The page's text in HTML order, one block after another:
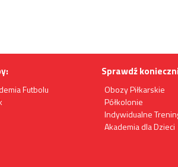
Futbolu
Sprawdź
Obozy Piłkarskie
Półkolonie
Indywidualne
Akademia dla Dzieci